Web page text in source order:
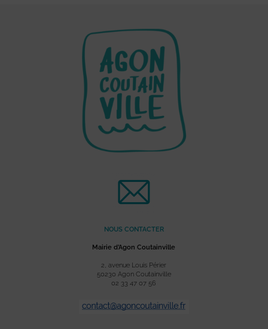
NOUS CONTACTER
Mairie d’Agon Coutainville
2, avenue Louis Périer
50230 Agon Coutainville
02 33 47 07 56